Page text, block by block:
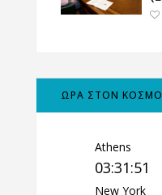
ΩΡΑ ΣΤΟΝ ΚΟΣΜΟ
Athens
03:31:52
New York